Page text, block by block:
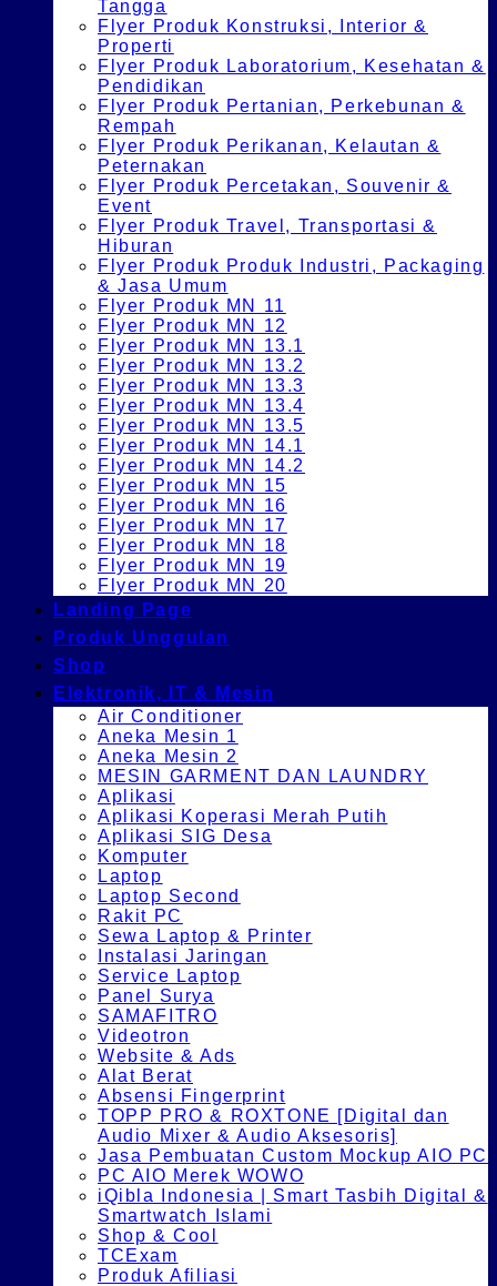
Tangga
Flyer Produk Konstruksi, Interior &
Properti
Flyer Produk Laboratorium, Kesehatan &
Pendidikan
Flyer Produk Pertanian, Perkebunan &
Rempah
Flyer Produk Perikanan, Kelautan &
Peternakan
Flyer Produk Percetakan, Souvenir &
Event
Flyer Produk Travel, Transportasi &
Hiburan
Flyer Produk Produk Industri, Packaging
& Jasa Umum
Flyer Produk MN 11
Flyer Produk MN 12
Flyer Produk MN 13.1
Flyer Produk MN 13.2
Flyer Produk MN 13.3
Flyer Produk MN 13.4
Flyer Produk MN 13.5
Flyer Produk MN 14.1
Flyer Produk MN 14.2
Flyer Produk MN 15
Flyer Produk MN 16
Flyer Produk MN 17
Flyer Produk MN 18
Flyer Produk MN 19
Flyer Produk MN 20
Landing Page
Produk Unggulan
Shop
Elektronik, IT & Mesin
Air Conditioner
Aneka Mesin 1
Aneka Mesin 2
MESIN GARMENT DAN LAUNDRY
Aplikasi
Aplikasi Koperasi Merah Putih
Aplikasi SIG Desa
Komputer
Laptop
Laptop Second
Rakit PC
Sewa Laptop & Printer
Instalasi Jaringan
Service Laptop
Panel Surya
SAMAFITRO
Videotron
Website & Ads
Alat Berat
Absensi Fingerprint
TOPP PRO & ROXTONE [Digital dan
Audio Mixer & Audio Aksesoris]
Jasa Pembuatan Custom Mockup AIO PC
PC AIO Merek WOWO
iQibla Indonesia | Smart Tasbih Digital &
Smartwatch Islami
Shop & Cool
TCExam
Produk Afiliasi